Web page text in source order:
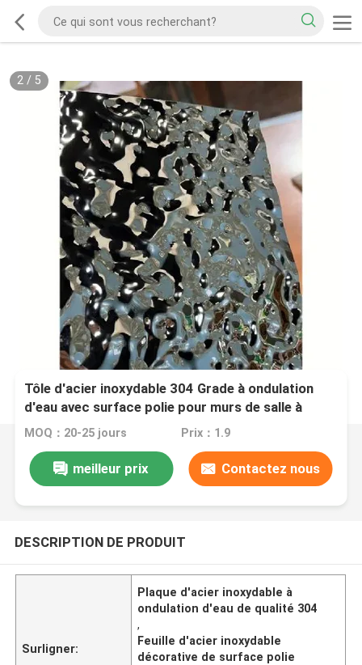
2/ 5
Tôle d'acier inoxydable 304 Grade à ondulation
d'eau avec surface polie pour murs de salle à
manger et panneaux de plafond sur mesure
MOQ：20-25 jours Prix：1.9
meilleur prix Contactez nous
DESCRIPTION DE PRODUIT
Surligner:
Plaque d'acier inoxydable à
ondulation d'eau de qualité 304
,
Feuille d'acier inoxydable
décorative de surface polie